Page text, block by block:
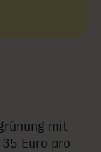
mit
Euro pro